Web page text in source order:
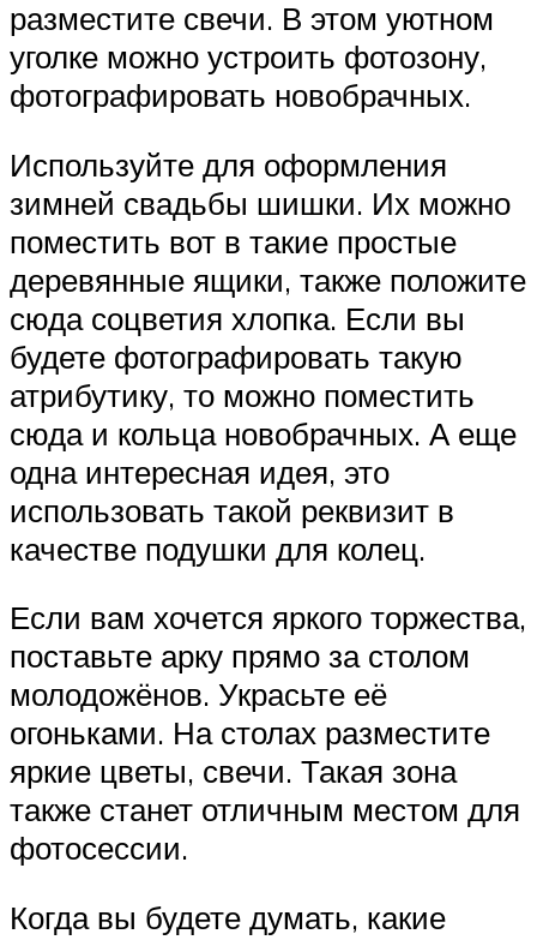
разместите свечи. В этом уютном
уголке можно устроить фотозону,
фотографировать новобрачных.
Используйте для оформления
зимней свадьбы шишки. Их можно
поместить вот в такие простые
деревянные ящики, также положите
сюда соцветия хлопка. Если вы
будете фотографировать такую
атрибутику, то можно поместить
сюда и кольца новобрачных. А еще
одна интересная идея, это
использовать такой реквизит в
качестве подушки для колец.
Если вам хочется яркого торжества,
поставьте арку прямо за столом
молодожёнов. Украсьте её
огоньками. На столах разместите
яркие цветы, свечи. Такая зона
также станет отличным местом для
фотосессии.
Когда вы будете думать, какие